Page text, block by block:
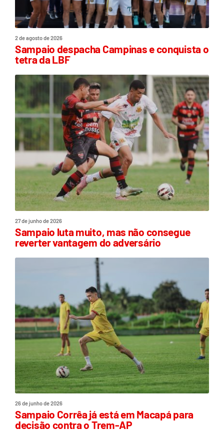
2 de agosto de 2026
Sampaio despacha Campinas e conquista o
tetra da LBF
27 de junho de 2026
Sampaio luta muito, mas não consegue
reverter vantagem do adversário
26 de junho de 2026
Sampaio Corrêa já está em Macapá para
decisão contra o Trem-AP